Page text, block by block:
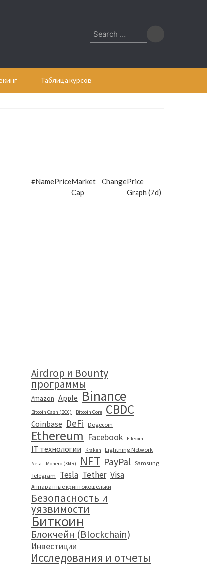
Search
for:
Таблица курсов
#NamePriceMarket
Cap
ChangePrice
Graph (7d)
Airdrop и Bounty
программы
Amazon Apple Binance
Bitcoin Cash (BCC) Bitcoin Core CBDC
Coinbase DeFi Dogecoin
Ethereum Facebook Filecoin
IT технологии Kraken Lightning Network
Meta Monero (XMR) NFT PayPal Samsung
Telegram
Tesla Tether Visa
Аппаратные криптокошельки
Безопасность и
уязвимости
Биткоин
Блокчейн (Blockchain)
Инвестиции
Исследования и отчеты